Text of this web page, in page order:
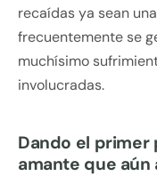
recaídas ya sean
frecuentemente se
muchísimo
involucradas.
Dando el primer
amante que aún